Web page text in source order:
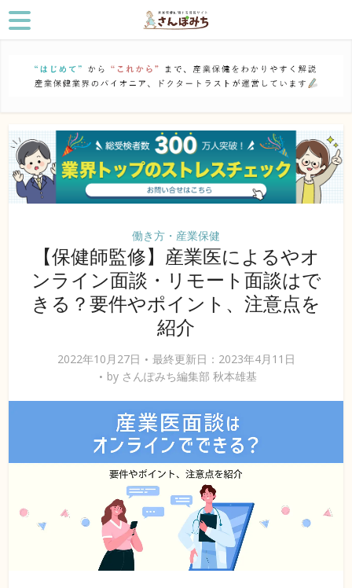
働き方・産業保健
【保健師監修】産業医によるやオ
ンライン面談・リモート面談はで
きる？要件やポイント、注意点を
紹介
2022年10月27日
最終更新日：2023年4月11日
by さんぽみち編集部 秋本雄基